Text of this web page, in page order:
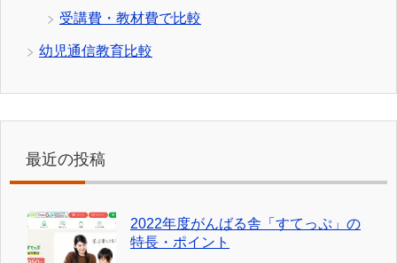
受講費・教材費で比較
幼児通信教育比較
最近の投稿
2022年度がんばる舎「すてっぷ」の
特長・ポイント